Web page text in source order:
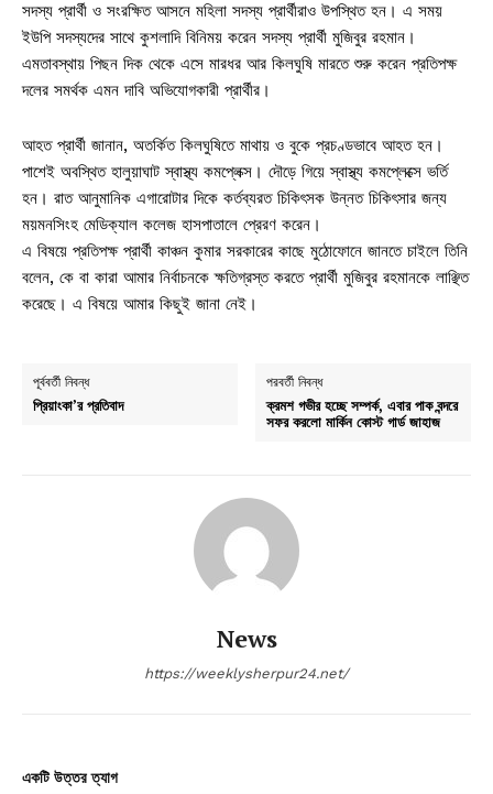
সদস্য প্রার্থী ও সংরক্ষিত আসনে মহিলা সদস্য প্রার্থীরাও উপস্থিত হন। এ সময়
ইউপি সদস্যদের সাথে কুশলাদি বিনিময় করেন সদস্য প্রার্থী মুজিবুর রহমান।
এমতাবস্থায় পিছন দিক থেকে এসে মারধর আর কিলঘুষি মারতে শুরু করেন প্রতিপক্ষ
দলের সমর্থক এমন দাবি অভিযোগকারী প্রার্থীর।
আহত প্রার্থী জানান, অতর্কিত কিলঘুষিতে মাথায় ও বুকে প্রচণ্ডভাবে আহত হন।
পাশেই অবস্থিত হালুয়াঘাট স্বাস্থ্য কমপ্লেক্স। দৌড়ে গিয়ে স্বাস্থ্য কমপ্লেক্সে ভর্তি
হন। রাত আনুমানিক এগারোটার দিকে কর্তব্যরত চিকিৎসক উন্নত চিকিৎসার জন্য
ময়মনসিংহ মেডিক্যাল কলেজ হাসপাতালে প্রেরণ করেন।
এ বিষয়ে প্রতিপক্ষ প্রার্থী কাঞ্চন কুমার সরকারের কাছে মুঠোফোনে জানতে চাইলে তিনি
বলেন, কে বা কারা আমার নির্বাচনকে ক্ষতিগ্রস্ত করতে প্রার্থী মুজিবুর রহমানকে লাঞ্ছিত
করেছে। এ বিষয়ে আমার কিছুই জানা নেই।
পূর্ববর্তী নিবন্ধ
প্রিয়াংকা’র প্রতিবাদ
পরবর্তী নিবন্ধ
ক্রমশ গভীর হচ্ছে সম্পর্ক, এবার পাক বন্দরে
সফর করলো মার্কিন কোস্ট গার্ড জাহাজ
News
https://weeklysherpur24.net/
একটি উত্তর ত্যাগ